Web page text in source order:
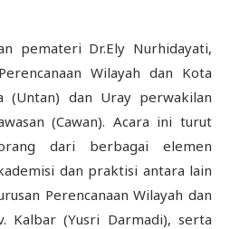
pemateri Dr.Ely Nurhidayati,
Wilayah dan Kota
(Untan) dan Uray perwakilan
(Cawan). Acara ini turut
dari berbagai elemen
dan praktisi antara lain
Perencanaan Wilayah dan
Kalbar (Yusri Darmadi), serta